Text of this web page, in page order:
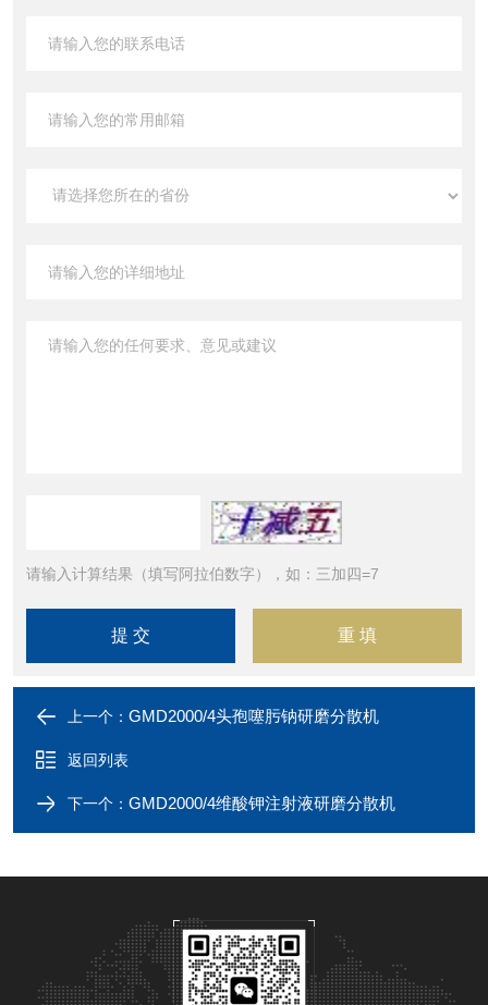
请输入计算结果（填写阿拉伯数字），如：三加四=7
上一个： GMD2000/4头孢噻肟钠研磨分散机
返回列表
下一个： GMD2000/4维酸钾注射液研磨分散机